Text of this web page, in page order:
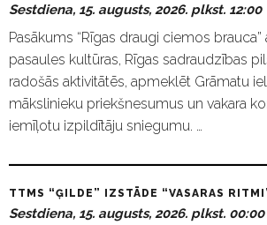
Sestdiena, 15. augusts, 2026. plkst. 12:00
Pasākums “Rīgas draugi ciemos brauca”
pasaules kultūras, Rīgas sadraudzības
radošās aktivitātēs, apmeklēt Grāmatu
mākslinieku priekšnesumus un vakara
iemīļotu izpildītāju sniegumu. …
TTMS “ĢILDE” IZSTĀDE “VASARAS
Sestdiena, 15. augusts, 2026. plkst. 00:00